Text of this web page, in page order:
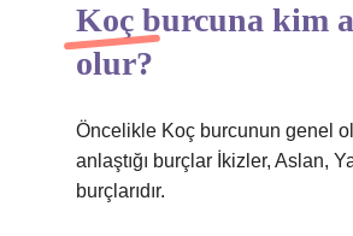
Koç burcuna kim
olur?
Öncelikle Koç burcunun genel
anlaştığı burçlar İkizler, Aslan,
burçlarıdır.